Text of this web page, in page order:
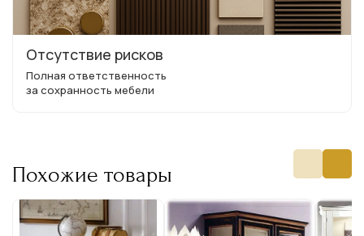
Отсутствие рисков
Полная ответственность
за сохранность мебели
Похожие товары